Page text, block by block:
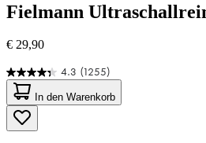
Fielmann
€ 29,90
4.3 (1255)
4.3
von
5
Sternen.
1255
In den Warenkorb